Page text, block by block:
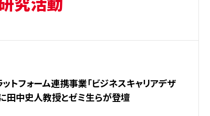
トフォーム連携事業「ビジネスキャリアデザ
田中史人教授とゼミ生らが登壇